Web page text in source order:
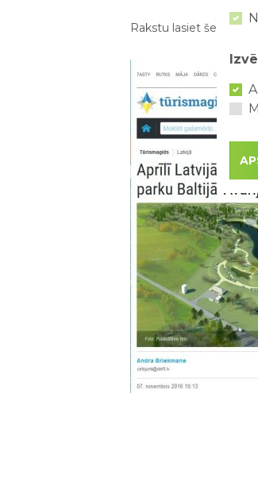
Rakstu lasiet šeit -